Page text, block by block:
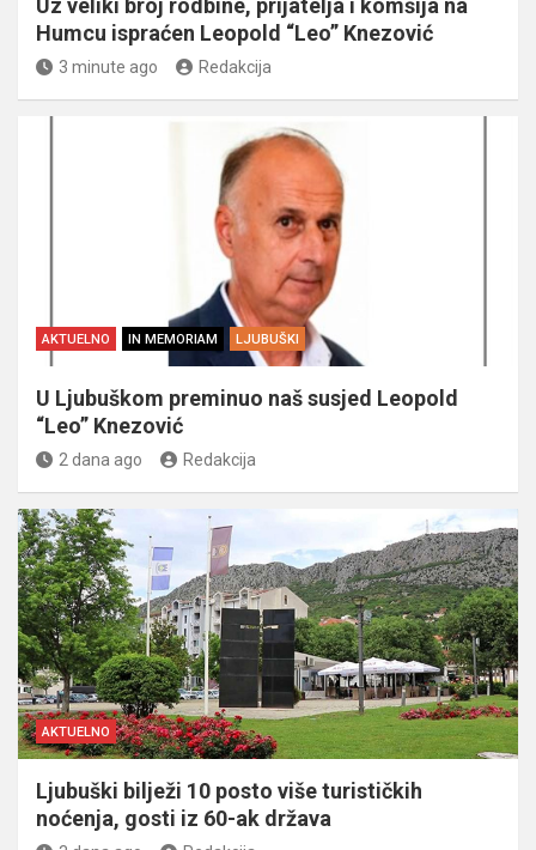
Uz veliki broj rodbine, prijatelja i komšija na
Humcu ispraćen Leopold “Leo” Knezović
3 minute ago Redakcija
AKTUELNO IN MEMORIAM LJUBUŠKI
U Ljubuškom preminuo naš susjed Leopold
“Leo” Knezović
2 dana ago Redakcija
AKTUELNO
Ljubuški bilježi 10 posto više turističkih
noćenja, gosti iz 60-ak država